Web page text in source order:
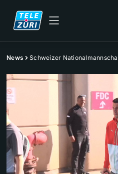
News Schweizer